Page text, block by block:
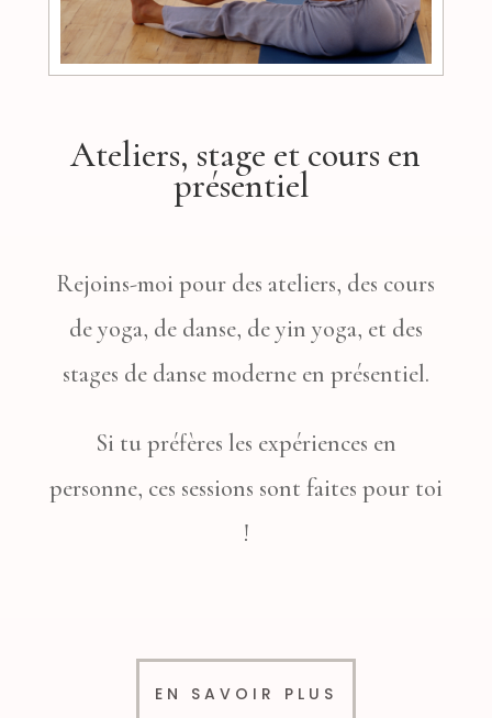
Ateliers, stage et cours en
présentiel
Rejoins-moi pour des ateliers, des cours
de yoga, de danse, de yin yoga, et des
stages de danse moderne en présentiel.
Si tu préfères les expériences en
personne, ces sessions sont faites pour toi
!
EN SAVOIR PLUS